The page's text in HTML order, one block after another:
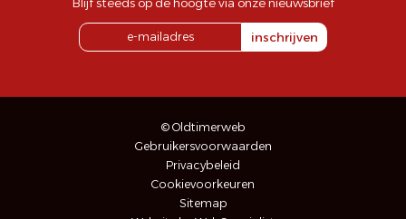
inschrijven
© Oldtimerweb
Gebruikersvoorwaarden
Privacybeleid
Cookievoorkeuren
Sitemap